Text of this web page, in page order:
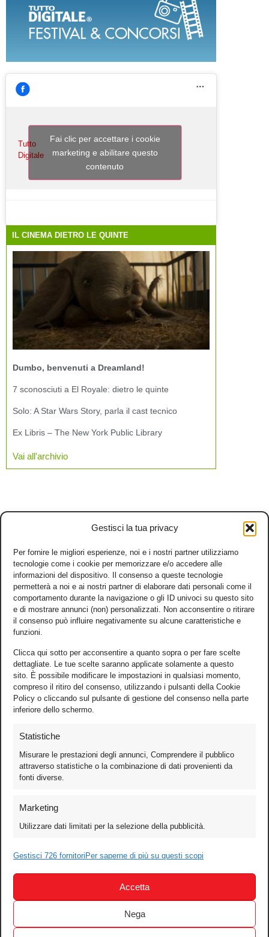
Gestisci la tua privacy
Per fornire le migliori esperienze, noi e i nostri partner utilizziamo
tecnologie come i cookie per memorizzare e/o accedere alle
informazioni del dispositivo. Il consenso a queste tecnologie
permetterà a noi e ai nostri partner di elaborare dati personali come il
comportamento durante la navigazione o gli ID univoci su questo sito
e di mostrare annunci (non) personalizzati. Non acconsentire o ritirare
il consenso può influire negativamente su alcune caratteristiche e
funzioni.
Clicca qui sotto per acconsentire a quanto sopra o per fare scelte
dettagliate. Le tue scelte saranno applicate solamente a questo
sito. È possibile modificare le impostazioni in qualsiasi momento,
compreso il ritiro del consenso, utilizzando i pulsanti della Cookie
Policy o cliccando sul pulsante di gestione del consenso nella parte
inferiore dello schermo.
Statistiche
Misurare le prestazioni degli annunci, Comprendere il pubblico
attraverso statistiche o la combinazione di dati provenienti da
fonti diverse.
Marketing
Utilizzare dati limitati per la selezione della pubblicità.
Gestisci 726 fornitori Per saperne di più su questi scopi
Accetta
Nega
Tutto
Digitale
Fai clic per accettare i cookie
marketing e abilitare questo
contenuto
IL CINEMA DIETRO LE QUINTE
Dumbo, benvenuti a Dreamland!
7 sconosciuti a El Royale: dietro le quinte
Solo: A Star Wars Story, parla il cast tecnico
Ex Libris – The New York Public Library
Vai all'archivio
Games
Test
Audio